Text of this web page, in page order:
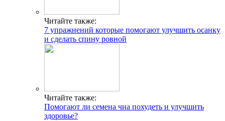
Читайте также:
7 упражнений которые помогают улучшить осанку
и сделать спину ровной
Читайте также:
Помогают ли семена чиа похудеть и улучшить
здоровье?